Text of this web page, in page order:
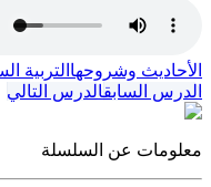
الأحاديث وشروحها التربية
الدرس السابقالدرس التالي
معلومات عن السلسلة